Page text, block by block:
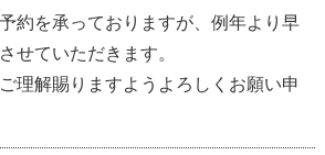
約を承っておりますが、例年より早
せていただきます。
理解賜りますようよろしくお願い申